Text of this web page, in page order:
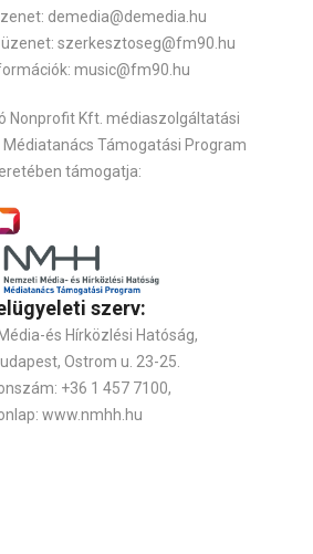
demedia@demedia.hu
szerkesztoseg@fm90.hu
music@fm90.hu
Nonprofit Kft. médiaszolgáltatási
Támogatási Program
támogatja:
szerv:
és Hírközlési Hatóság,
Ostrom u. 23-25.
+36 1 457 7100,
www.nmhh.hu